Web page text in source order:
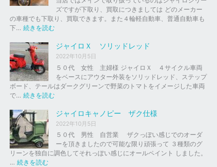
ズですが下取り、買取につきましては どのメーカー
の車種でも下取り、買取できます。また４輪軽自動車、普通自動車も
下… 続きを読む
ャ
イ
ロ
以
外
の
イ
ク
車
下
ジャイロＸ ソリッドレッド
2022年10月5日
５０代 女性 主婦様 ジャイロＸ ４サイクル車両
をベースにアウター外装をソリッドレッド、ステップ
ボード、テールはダークグリーンで野菜のトマトをイメージした車両
で… 続きを読む
ャ
イ
ロ
ジャイロキャノピー ザク仕様
2022年10月5日
５０代 男性 自営業 ザクっぽい感じでのオーダ
ーを頂きましたので可能な限り頑張って ３種類のグ
リーンを独自に調色してそれっぽい感じにオールペイント しました。
… 続きを読む